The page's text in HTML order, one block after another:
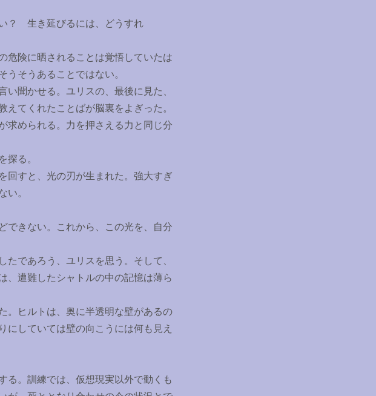
？ 生き延びるには、どうすれ
危険に晒されることは覚悟していたは
うそうあることではない。
聞かせる。ユリスの、最後に見た、
てくれたことばが脳裏をよぎった。
求められる。力を押さえる力と同じ分
探る。
回すと、光の刃が生まれた。強大すぎ
い。
できない。これから、この光を、自分
であろう、ユリスを思う。そして、
、遭難したシャトルの中の記憶は薄ら
。ヒルトは、奥に半透明な壁があるの
にしていては壁の向こうには何も見え
。訓練では、仮想現実以外で動くも